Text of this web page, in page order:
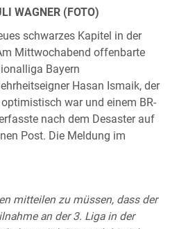
WAGNER (FOTO)
schwarzes Kapitel in der
Mittwochabend offenbarte
Bayern
Hasan Ismaik, der
war und einem BR-
nach dem Desaster auf
Post. Die Meldung im
mitteilen zu müssen, dass der
an der 3. Liga in der